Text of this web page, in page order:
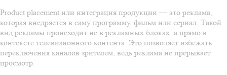
Product placement или интеграция продукции — это реклама,
которая внедряется в саму программу, фильм или сериал. Такой
вид рекламы происходит не в рекламных блоках, а прямо в
контексте телевизионного контента. Это позволяет избежать
переключения каналов зрителем, ведь реклама не прерывает
просмотр.